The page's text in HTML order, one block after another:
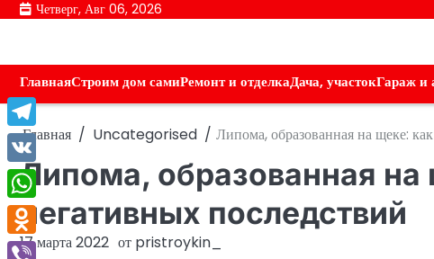
ПерейтиЧетверг, Авг 06, 2026
ГлавнаяСтроим дом самиРемонт и отделкаДача, участокГараж и
Главная Uncategorised Липома, образованная на щеке:
Липома, образованная на
негативных последствий
17 марта 2022 от pristroykin_
Telegram
VK
WhatsApp
Odnoklassniki